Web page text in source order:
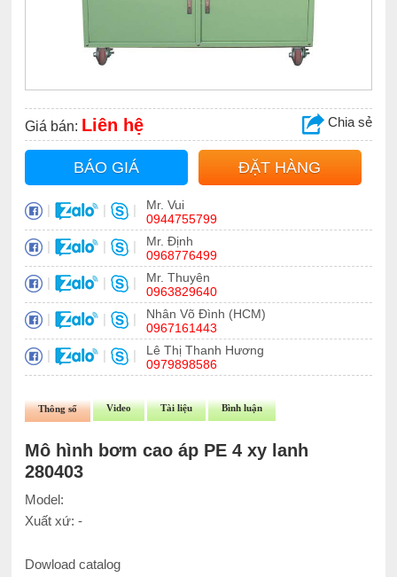
Giá bán: Liên hệ Chia sẻ
BÁO GIÁ ĐẶT HÀNG
| | |
Mr. Vui
0944755799
| | |
Mr. Định
0968776499
| | |
Mr. Thuyên
0963829640
| | |
Nhân Võ Đình (HCM)
0967161443
| | |
Lê Thị Thanh Hương
0979898586
Thông số Video Tài liệu Bình luận
Mô hình bơm cao áp PE 4 xy lanh
280403
Model:
Xuất xứ: -
Dowload catalog